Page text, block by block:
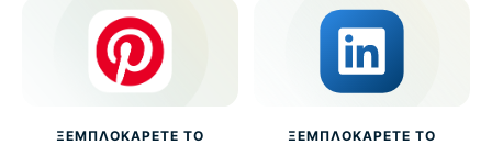
ΞΕΜΠΛΟΚΆΡΕΤΕ ΤΟ
ΞΕΜΠΛΟΚΆΡΕΤΕ ΤΟ